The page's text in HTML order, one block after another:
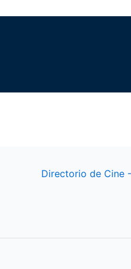
Directorio de Cine